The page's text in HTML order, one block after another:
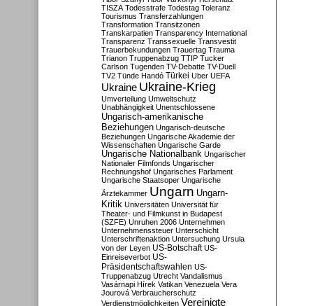
TISZA Todesstrafe Todestag Toleranz
Tourismus Transferzahlungen
Transformation Transitzonen
Transkarpatien Transparency International
Transparenz Transsexuelle Transvestit
Trauerbekundungen Trauertag Trauma
Trianon Truppenabzug TTIP Tucker
Carlson Tugenden TV-Debatte TV-Duell
TV2 Tünde Handó Türkei Uber UEFA
Ukraine Ukraine-Krieg
Umverteilung Umweltschutz
Unabhängigkeit Unentschlossene
Ungarisch-amerikanische
Beziehungen Ungarisch-deutsche
Beziehungen Ungarische Akademie der
Wissenschaften Ungarische Garde
Ungarische Nationalbank Ungarischer
Nationaler Filmfonds Ungarischer
Rechnungshof Ungarisches Parlament
Ungarische Staatsoper Ungarische
Ärztekammer Ungarn Ungarn-
Kritik Universitäten Universität für
Theater- und Filmkunst in Budapest
(SZFE) Unruhen 2006 Unternehmen
Unternehmenssteuer Unterschicht
Unterschriftenaktion Untersuchung Ursula
von der Leyen US-Botschaft US-
Einreiseverbot US-
Präsidentschaftswahlen US-
Truppenabzug Utrecht Vandalismus
Vasárnapi Hírek Vatikan Venezuela Vera
Jourová Verbraucherschutz
Verdienstmöglichkeiten Vereinigte